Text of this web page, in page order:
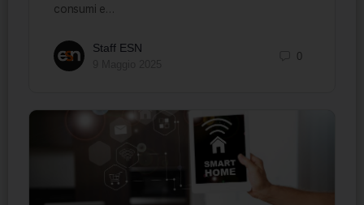
consumi e…
Staff ESN
0